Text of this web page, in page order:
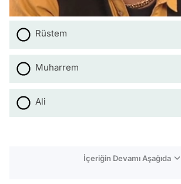
Rüstem
Muharrem
Ali
İçeriğin Devamı Aşağıda